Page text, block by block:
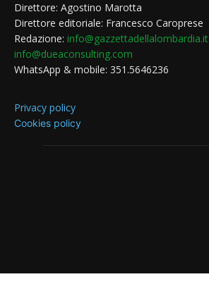
Direttore: Agostino Marotta
Direttore editoriale: Francesco Caroprese
Redazione: info@gazzettadellalombardia.it
info@dueaconsulting.com
WhatsApp & mobile: 351.5646236
Privacy policy
Cookies policy